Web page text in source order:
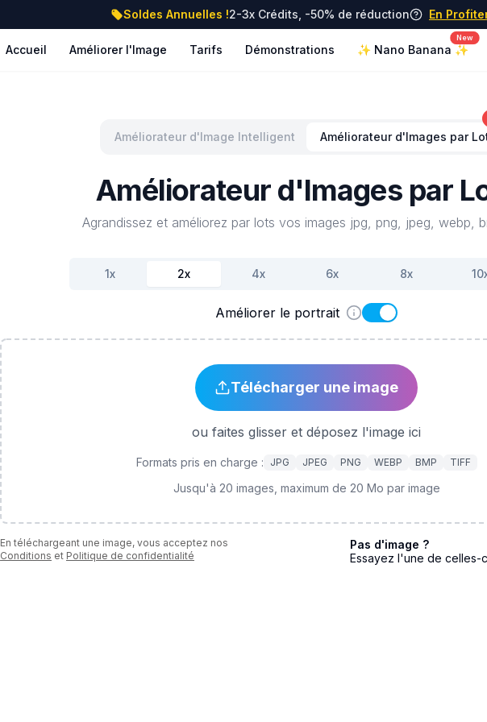
Soldes Annuelles !2-3x Crédits, -50% de réduction En
Accueil Améliorer l'Image Tarifs Démonstrations ✨ Nano Banana ✨
New
Améliorateur d'Image Intelligent Améliorateur d'Images par
Améliorateur d'Images par
Agrandissez et améliorez par lots vos images jpg, png, jpeg, webp,
1x 2x 4x 6x 8x 10
Améliorer le portrait
Télécharger une image
ou faites glisser et déposez l'image ici
Formats pris en charge : JPG JPEG PNG WEBP BMP TIFF
Jusqu'à 20 images, maximum de 20 Mo par image
En téléchargeant une image, vous acceptez nos
Conditions et Politique de confidentialité
Pas d'image ?
Essayez l'une de celles-